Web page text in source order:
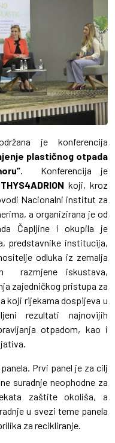
je konferencija
plastičnog otpada
. Konferencija je
koji, kroz
Nacionalni institut za
a organizirana je od
Čapljine i okupila je
predstavnike institucija,
odluka iz zemalja
razmjene iskustava,
zajedničkog pristupa za
koji rijekama dospijeva u
rezultati najnovijih
otpadom, kao i
Prvi panel je za cilj
suradnje neophodne za
zaštite okoliša, a
u svezi teme panela
za recikliranje.